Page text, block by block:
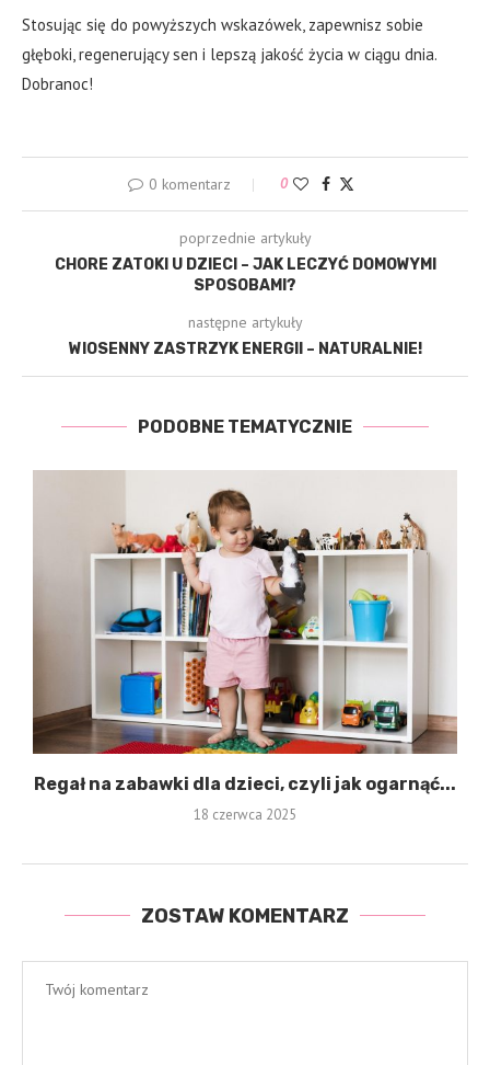
Stosując się do powyższych wskazówek, zapewnisz sobie
głęboki, regenerujący sen i lepszą jakość życia w ciągu dnia.
Dobranoc!
0 komentarz 0
poprzednie artykuły
CHORE ZATOKI U DZIECI – JAK LECZYĆ DOMOWYMI
SPOSOBAMI?
następne artykuły
WIOSENNY ZASTRZYK ENERGII – NATURALNIE!
PODOBNE TEMATYCZNIE
Regał na zabawki dla dzieci, czyli jak ogarnąć...
18 czerwca 2025
ZOSTAW KOMENTARZ